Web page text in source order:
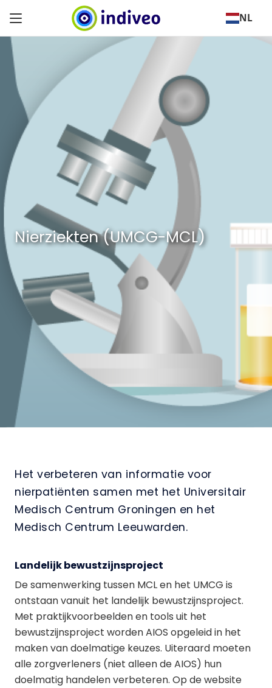
NL
Nierziekten (UMCG-MCL)
Het verbeteren van informatie voor
nierpatiënten samen met het Universitair
Medisch Centrum Groningen en het
Medisch Centrum Leeuwarden.
Landelijk bewustzijnsproject
De samenwerking tussen MCL en het UMCG is
ontstaan vanuit het landelijk bewustzijnsproject.
Met praktijkvoorbeelden en tools uit het
bewustzijnsproject worden AIOS opgeleid in het
maken van doelmatige keuzes. Uiteraard moeten
alle zorgverleners (niet alleen de AIOS) hun
doelmatig handelen verbeteren. Op de website